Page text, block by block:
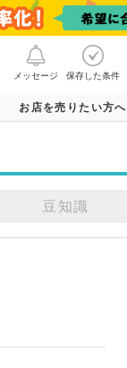
メッセージ 保存した条件
お店を売りたい方へ
豆知識